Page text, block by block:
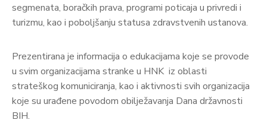
segmenata, boračkih prava, programi poticaja u privredi i
turizmu, kao i poboljšanju statusa zdravstvenih ustanova.
Prezentirana je informacija o edukacijama koje se provode
u svim organizacijama stranke u HNK iz oblasti
strateškog komuniciranja, kao i aktivnosti svih organizacija
koje su urađene povodom obilježavanja Dana državnosti
BIH.